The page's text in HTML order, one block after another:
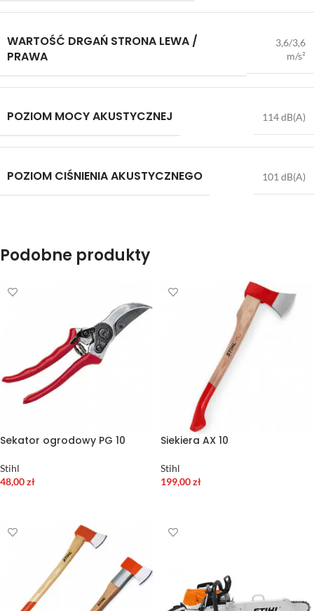
WARTOŚĆ DRGAŃ STRONA LEWA /
PRAWA
3,6/3,6
m/s²
POZIOM MOCY AKUSTYCZNEJ 114 dB(A)
POZIOM CIŚNIENIA AKUSTYCZNEGO 101 dB(A)
Podobne produkty
Sekator ogrodowy PG 10
Stihl
48,00zł
Siekiera AX 10
Stihl
199,00zł